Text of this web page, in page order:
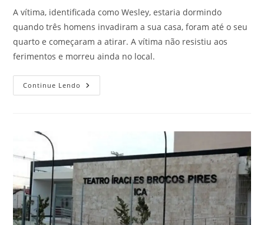
A vítima, identificada como Wesley, estaria dormindo
quando três homens invadiram a sua casa, foram até o seu
quarto e começaram a atirar. A vítima não resistiu aos
ferimentos e morreu ainda no local.
Continue Lendo